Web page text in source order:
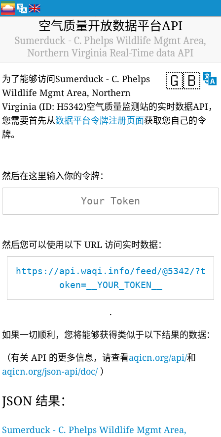
空气质量开放数据平台API
Sumerduck - C. Phelps Wildlife Mgmt Area,
Northern Virginia Real-Time data API
🇬🇧
为了能够访问Sumerduck - C. Phelps
Wildlife Mgmt Area, Northern
Virginia (ID: H5342)空气质量监测站的实时数据API，
您需要首先从数据平台令牌注册页面获取您自己的令
牌。
然后在这里输入你的令牌：
然后您可以使用以下 URL 访问实时数据：
https://api.waqi.info/feed/@5342/?t
oken=__YOUR_TOKEN__
.
如果一切顺利，您将能够获得类似于以下结果的数据：
（有关 API 的更多信息，请查看aqicn.org/api/和
aqicn.org/json-api/doc/ ）
JSON 结果：
Sumerduck - C. Phelps Wildlife Mgmt Area,